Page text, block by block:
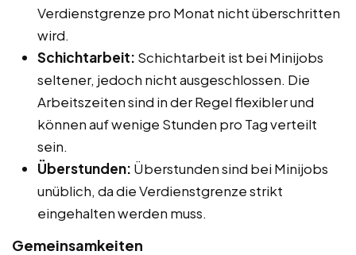
Verdienstgrenze pro Monat nicht überschritten
wird.
Schichtarbeit: Schichtarbeit ist bei Minijobs
seltener, jedoch nicht ausgeschlossen. Die
Arbeitszeiten sind in der Regel flexibler und
können auf wenige Stunden pro Tag verteilt
sein.
Überstunden: Überstunden sind bei Minijobs
unüblich, da die Verdienstgrenze strikt
eingehalten werden muss.
Gemeinsamkeiten